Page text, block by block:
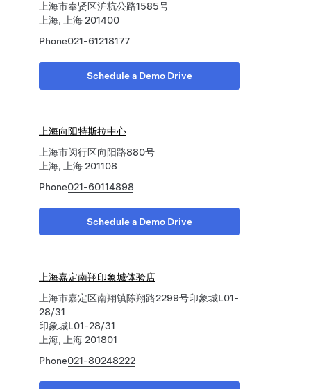
上海市奉贤区沪杭公路1585号
上海, 上海 201400
Phone021-61218177
Schedule a Demo Drive
上海向阳特斯拉中心
上海市闵行区向阳路880号
上海, 上海 201108
Phone021-60114898
Schedule a Demo Drive
上海嘉定南翔印象城体验店
上海市嘉定区南翔镇陈翔路2299号印象城L01-
28/31
印象城L01-28/31
上海, 上海 201801
Phone021-80248222